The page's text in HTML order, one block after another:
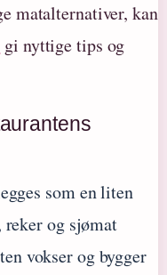
matalternativer, kan
gi nyttige tips og
som en liten
reker og sjømat
vokser og bygger